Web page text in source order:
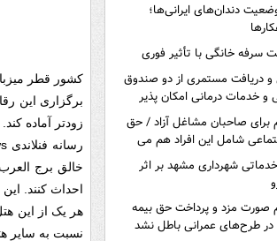
دندان‌های ایرانی‌ها؛
سرفه خانگی با تأثیر فوری
و دریافت مستمری از دو صندوق
و خدمات درمانی امکان پذیر
برای صاحبان مشاغل آزاد / حق
شامل این افراد هم می
شهرداری مشهد بر اثر
صورت مزد و پرداخت حق بیمه
در طرح‌های عمرانی باطل نشد
زودتر آماده
احداث کنند. این هتل‌ها تنها ۱۵ دقیقه با استادیوم
نسبت به سایر